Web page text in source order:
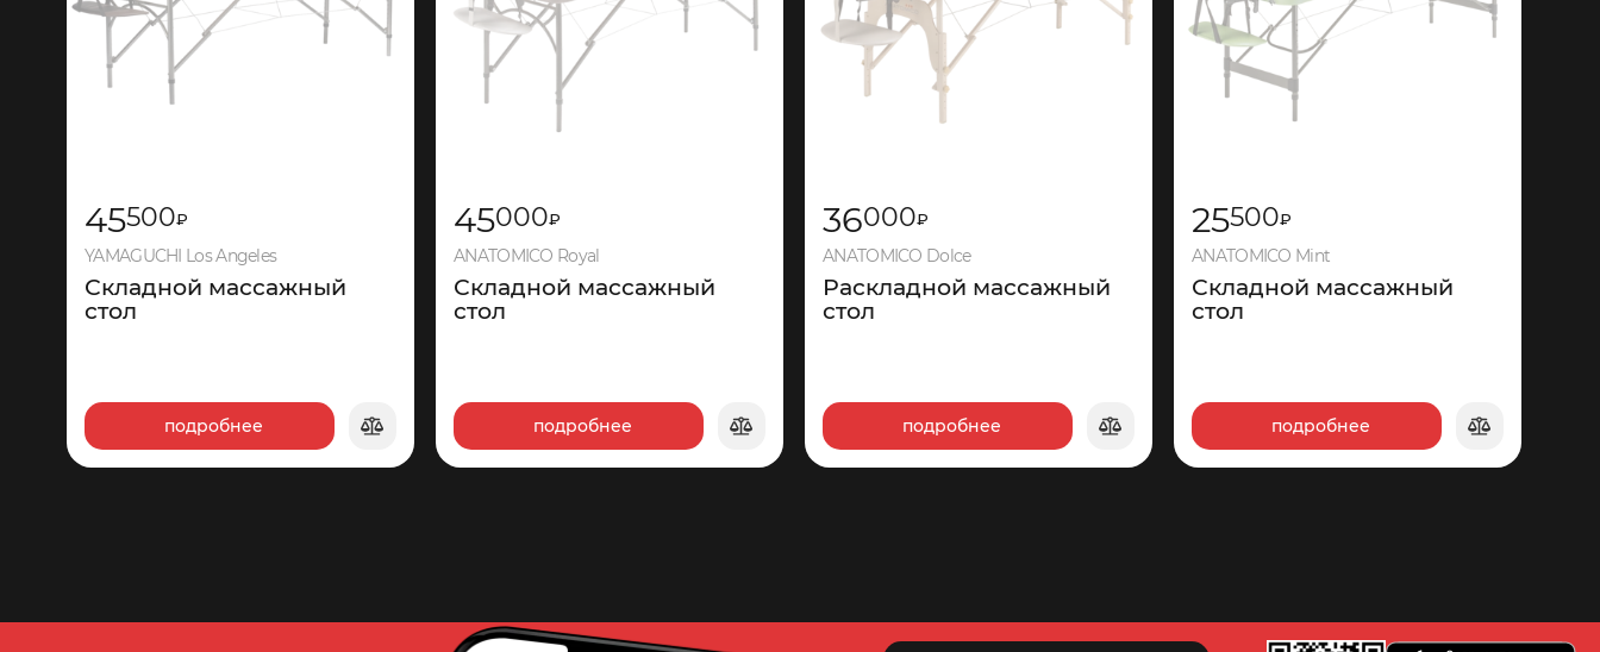
45500₽
YAMAGUCHI Los Angeles
Складной массажный
стол
подробнее
45000₽
ANATOMICO Royal
Складной массажный
стол
подробнее
36000₽
ANATOMICO Dolce
Раскладной массажный
стол
подробнее
25500₽
ANATOMICO Mint
Складной массажный
стол
подробнее